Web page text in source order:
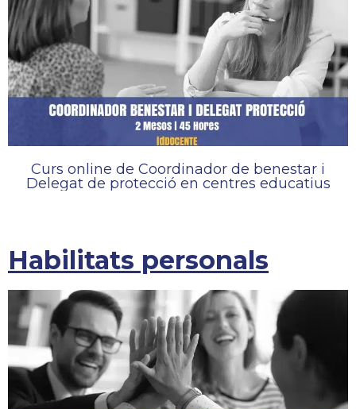
Curs online de Coordinador de benestar i
Delegat de protecció en centres educatius
Habilitats personals